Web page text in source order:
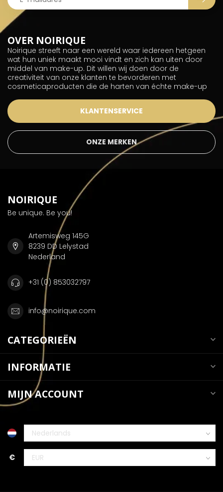
OVER NOIRIQUE
Noirique streeft naar een wereld waar iedereen hetgeen
wat hun uniek maakt mooi vindt en zich kan uiten door
middel van make-up. Dit willen wij doen door de
creativiteit van onze klanten te bevorderen met
cosmeticaproducten die de harten van échte make-up
KLANTENSERVICE
ONZE MERKEN
NOIRIQUE
Be unique. Be you!
Artemisweg 145G
8239 DD Lelystad
Nederland
+31 (0) 853032797
info@noirique.com
CATEGORIEËN
INFORMATIE
MIJN ACCOUNT
€